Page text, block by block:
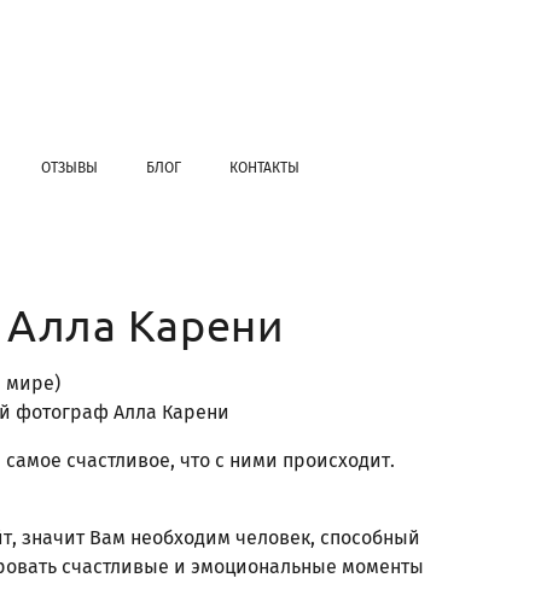
ОТЗЫВЫ БЛОГ КОНТАКТЫ
Карени
мире)
фотограф Алла Карени
счастливое, что с ними происходит.
значит Вам необходим человек, способный
счастливые и эмоциональные моменты